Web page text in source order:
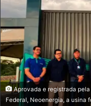
Aprovada e registrada
Federal, Neoenergia, a usina